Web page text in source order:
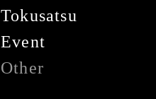
Tokusatsu
Event
Other